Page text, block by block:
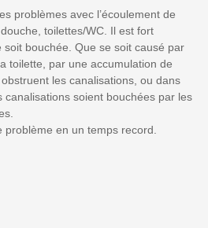
problèmes avec l’écoulement de
toilettes/WC. Il est fort
bouchée. Que se soit causé par
toilette, par une accumulation de
les canalisations, ou dans
canalisations soient bouchées par les
en un temps record.